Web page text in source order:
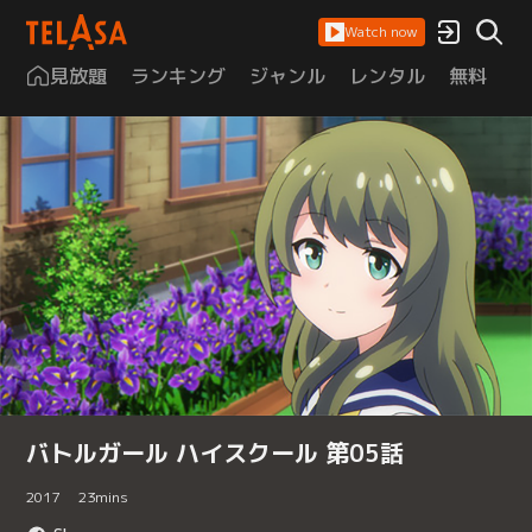
Watch now
見放題 ランキング ジャンル レンタル 無料
バトルガール ハイスクール 第05話
2017 23mins